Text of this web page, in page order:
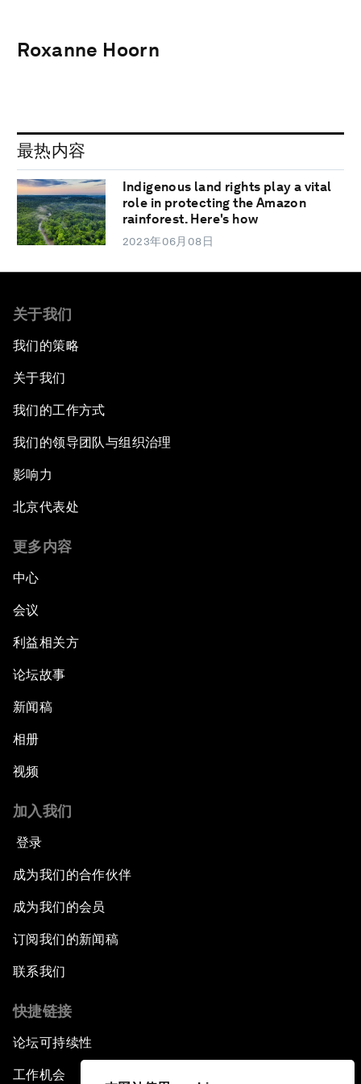
Roxanne Hoorn
最热内容
Indigenous land rights play a vital
role in protecting the Amazon
rainforest. Here's how
2023年06月08日
关于我们
我们的策略
关于我们
我们的工作方式
我们的领导团队与组织治理
影响力
北京代表处
更多内容
中心
会议
利益相关方
论坛故事
新闻稿
相册
视频
加入我们
登录
成为我们的合作伙伴
成为我们的会员
订阅我们的新闻稿
联系我们
快捷链接
论坛可持续性
工作机会